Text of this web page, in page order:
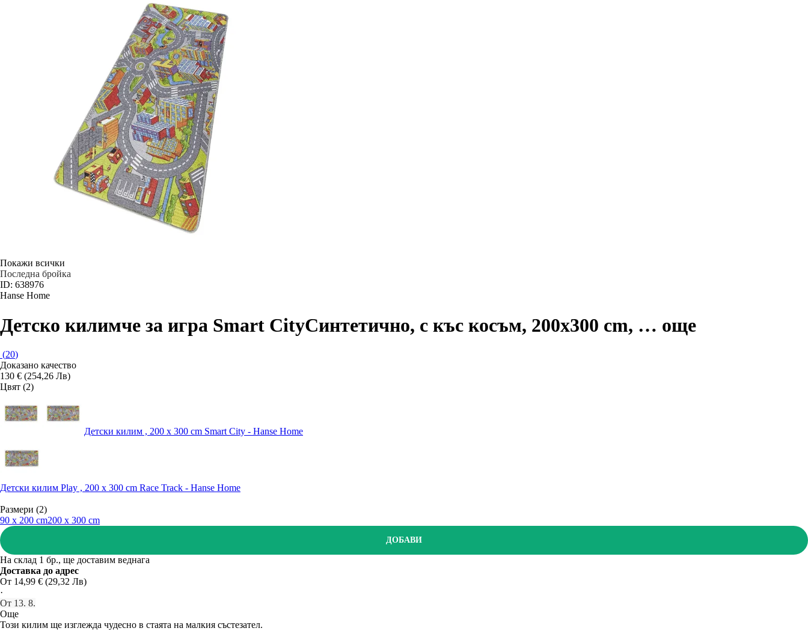
Покажи всички
Последна бройка
ID: 638976
Hanse Home
Детско килимче за игра Smart CityСинтетично, с къс косъм, 200x300 cm, … още
(20)
Доказано качество
130 € (254,26 Лв)
Цвят (2)
Детски килим , 200 x 300 cm Smart City - Hanse Home
Детски килим Play , 200 x 300 cm Race Track - Hanse Home
Размери (2)
90 x 200 cm200 x 300 cm
ДОБАВИ
На склад 1 бр., ще доставим веднага
Доставка до адрес
От 14,99 € (29,32 Лв)
·
От 13. 8.
Още
Този килим ще изглежда чудесно в стаята на малкия състезател.